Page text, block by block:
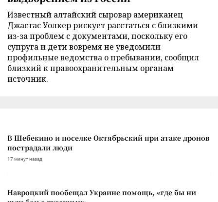
Известный алтайский сыровар американец
Джастас Уолкер рискует расстаться с близкими
из-за проблем с документами, поскольку его
супруга и дети вовремя не уведомили
профильные ведомства о пребывании, сообщил
близкий к правоохранительным органам
источник.
В Шебекино и поселке Октябрьский при атаке дронов
пострадали люди
17 минут назад
Навроцкий пообещал Украине помощь, «где бы ни